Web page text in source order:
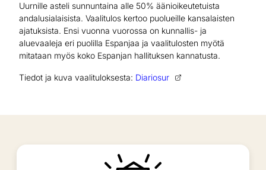
Uurnille asteli sunnuntaina alle 50% äänioikeutetuista
andalusialaisista. Vaalitulos kertoo puolueille kansalaisten
ajatuksista. Ensi vuonna vuorossa on kunnallis- ja
aluevaaleja eri puolilla Espanjaa ja vaalitulosten myötä
mitataan myös koko Espanjan hallituksen kannatusta.
Tiedot ja kuva vaalituloksesta: Diariosur